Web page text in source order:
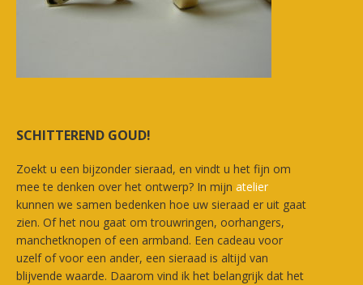
SCHITTEREND GOUD!
Zoekt u een bijzonder sieraad, en vindt u het fijn om
mee te denken over het ontwerp? In mijn atelier
kunnen we samen bedenken hoe uw sieraad er uit gaat
zien. Of het nou gaat om trouwringen, oorhangers,
manchetknopen of een armband. Een cadeau voor
uzelf of voor een ander, een sieraad is altijd van
blijvende waarde. Daarom vind ik het belangrijk dat het